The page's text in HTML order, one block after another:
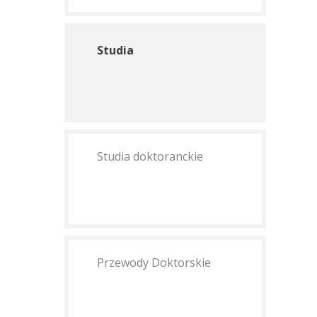
Studia
Studia doktoranckie
Przewody Doktorskie